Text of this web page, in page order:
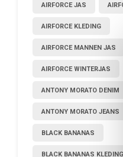
AIRFORCE JAS
AIRFORCE KLEDING
AIRFORCE MANNEN JAS
AIRFORCE WINTERJAS
ANTONY MORATO DENIM
ANTONY MORATO JEANS
BLACK BANANAS
BLACK BANANAS KLEDING